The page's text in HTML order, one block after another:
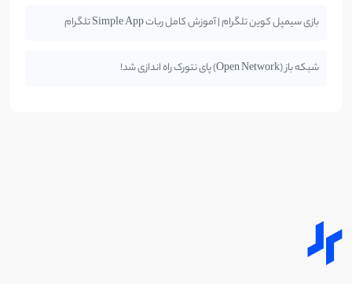
بازی سیمپل کوین تلگرام | آموزش کامل ربات Simple App تلگرام
شبکه باز (Open Network) پای نتورک راه اندازی شد!